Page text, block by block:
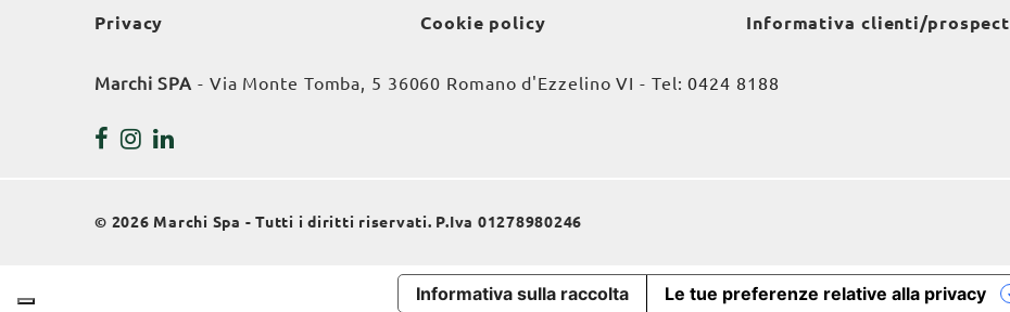
Privacy Cookie policy Informativa clienti/prospect
Marchi SPA - Via Monte Tomba, 5 36060 Romano d'Ezzelino VI - Tel:0424 8188
© 2026 Marchi Spa - Tutti i diritti riservati. P.Iva 01278980246
Informativa sulla raccolta Le tue preferenze relative alla privacy